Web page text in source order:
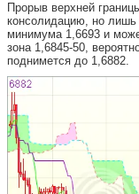
Прорыв верхней
консолидацию, но лишь
минимума 1,6693 и
зона 1,6845-50,
поднимется до 1,6882.